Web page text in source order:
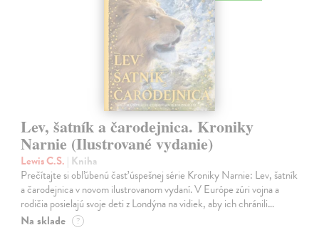
Lev, šatník a čarodejnica. Kroniky
Narnie (Ilustrované vydanie)
Lewis C.S. | Kniha
Prečítajte si obľúbenú časť úspešnej série Kroniky Narnie: Lev, šatník
a čarodejnica v novom ilustrovanom vydaní. V Európe zúri vojna a
rodičia posielajú svoje deti z Londýna na vidiek, aby ich chránili…
Na sklade ?